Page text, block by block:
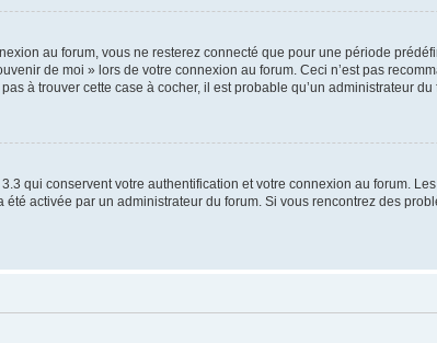
au forum, vous ne resterez connecté que pour une période
de moi » lors de votre connexion au forum. Ceci n’est pas
à trouver cette case à cocher, il est probable qu’un administrateur
qui conservent votre authentification et votre connexion au forum.
activée par un administrateur du forum. Si vous rencontrez des